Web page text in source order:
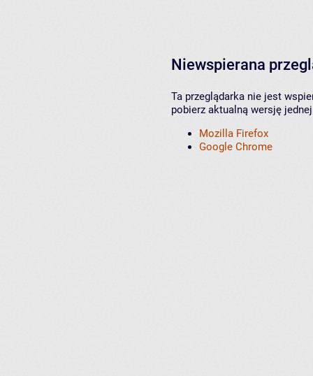
Niewspierana
Ta przeglądarka nie jest
pobierz aktualną wersję
Mozilla Firefox
Google Chrome